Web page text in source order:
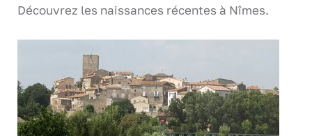
Découvrez les naissances récentes à Nîmes.